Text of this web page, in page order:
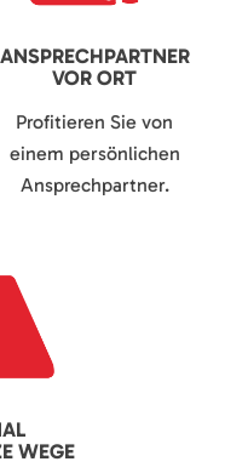
ANSPRECHPARTNER
VOR ORT
Profitieren Sie von
einem persönlichen
Ansprechpartner.
WEGE